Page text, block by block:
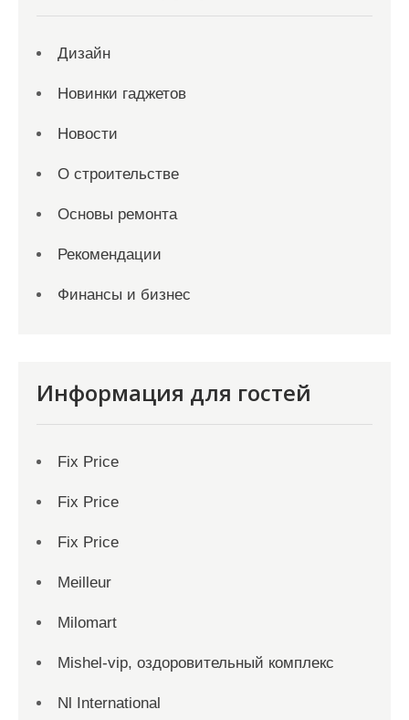
Дизайн
Новинки гаджетов
Новости
О строительстве
Основы ремонта
Рекомендации
Финансы и бизнес
Информация для гостей
Fix Price
Fix Price
Fix Price
Meilleur
Milomart
Mishel-vip, оздоровительный комплекс
Nl International